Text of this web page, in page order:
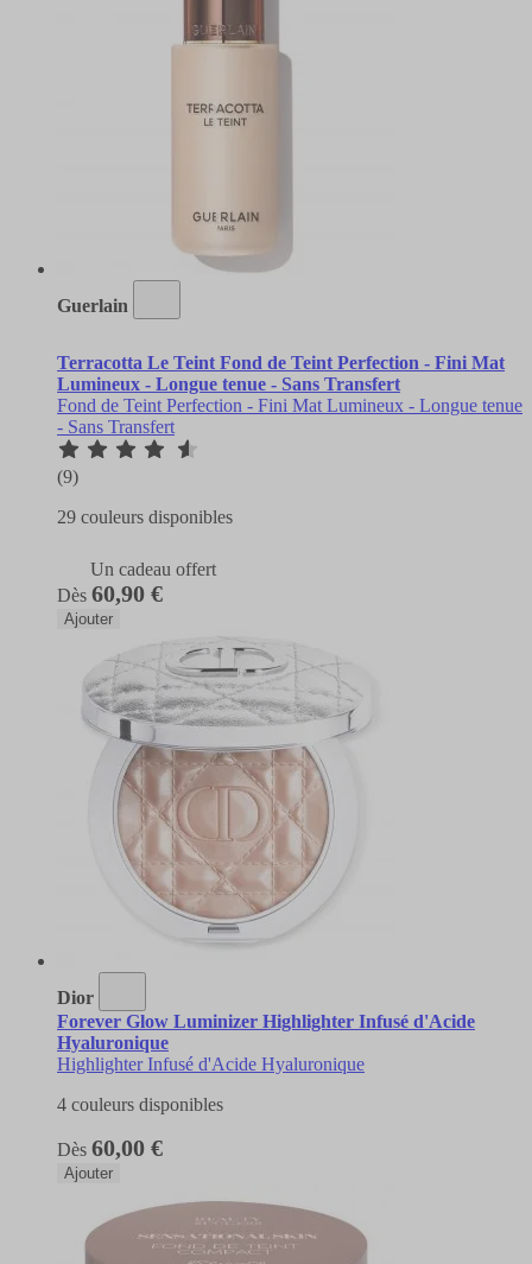
Guerlain
Terracotta Le Teint Fond de Teint Perfection - Fini Mat
Lumineux - Longue tenue - Sans Transfert
Fond de Teint Perfection - Fini Mat Lumineux - Longue tenue
- Sans Transfert
(9)
29 couleurs disponibles
Un cadeau offert
Dès 60,90 €
Ajouter
Dior
Forever Glow Luminizer Highlighter Infusé d'Acide
Hyaluronique
Highlighter Infusé d'Acide Hyaluronique
4 couleurs disponibles
Dès 60,00 €
Ajouter